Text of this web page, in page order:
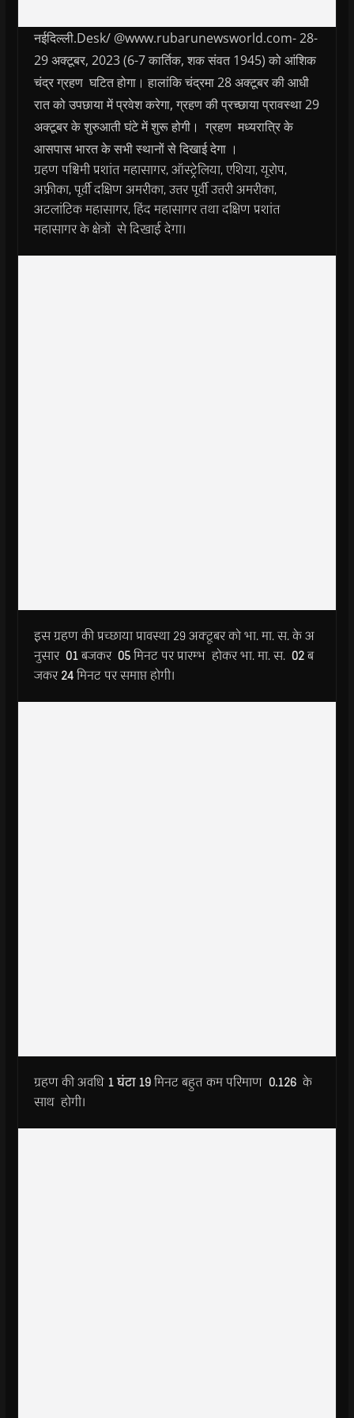
नईदिल्ली.Desk/ @www.rubarunewsworld.com- 28-
29 अक्टूबर, 2023 (6-7 कार्तिक, शक संवत 1945) को आंशिक
चंद्र ग्रहण घटित होगा। हालांकि चंद्रमा 28 अक्टूबर की आधी
रात को उपछाया में प्रवेश करेगा, ग्रहण की प्रच्छाया प्रावस्था 29
अक्टूबर के शुरुआती घंटे में शुरू होगी। ग्रहण मध्यरात्रि के
आसपास भारत के सभी स्थानों से दिखाई देगा ।
ग्रहण पश्चिमी प्रशांत महासागर, ऑस्ट्रेलिया, एशिया, यूरोप,
अफ्रीका, पूर्वी दक्षिण अमरीका, उत्तर पूर्वी उत्तरी अमरीका,
अटलांटिक महासागर, हिंद महासागर तथा दक्षिण प्रशांत
महासागर के क्षेत्रों से दिखाई देगा।
इस ग्रहण की प्रच्छाया प्रावस्था 29 अक्टूबर को भा. मा. स. के अ
नुसार 01बजकर 05मिनट पर प्रारम्भ होकर भा. मा. स. 02ब
जकर24मिनट पर समाप्त होगी।
ग्रहण की अवधि 1घंटा19मिनट बहुत कम परिमाण 0.126के
साथ होगी।